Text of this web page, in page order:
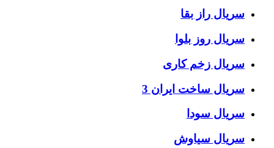
سریال راز بقا
سریال روز بلوا
سریال زخم کاری
سریال ساخت ایران 3
سریال سودا
سریال سیاوش